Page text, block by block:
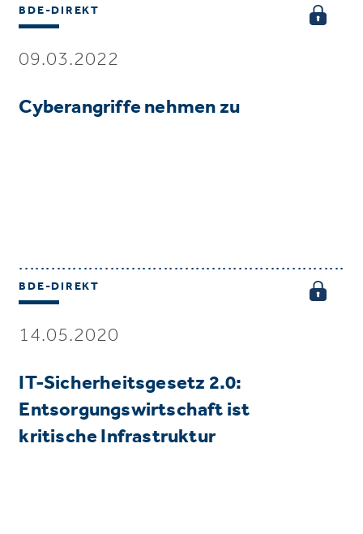
BDE-DIREKT
09.03.2022
Cyberangriffe nehmen zu
BDE-DIREKT
14.05.2020
IT-Sicherheitsgesetz 2.0:
Entsorgungswirtschaft ist
kritische Infrastruktur